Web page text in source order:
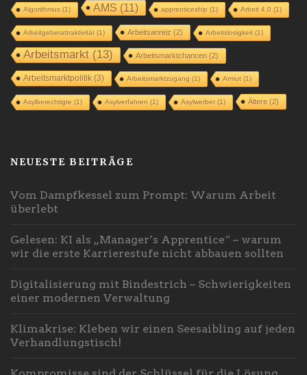
Algorithmus (1) AMS (11) apprenticeship (1) Arbeit 4.0 (1)
Arbeitgeberattraktivität(1) Arbeitsanreiz (2) Arbeitslosigkeit(1)
Arbeitsmarkt(13) Arbeitsmarktchancen (2)
Arbeitsmarktpolitik(3) Arbeitsmarktzugang (1) Armut(1)
Asylberechtigte (1) Asylverfahren (1) Asylwerber(1) Ältere(2)
NEUESTE BEITRÄGE
Vom Dampfkessel zum Prompt: Warum Arbeit
überlebt
Gelesen: KI als „Manager’s Apprentice“ – warum
wir die erste Karrierestufe nicht abbauen sollten
Digitalisierung mit Bindestrich – Schwierigkeiten
einer modernen Verwaltung
Klimakrise: Kleben wir einen Seesaibling auf jeden
Verhandlungstisch!